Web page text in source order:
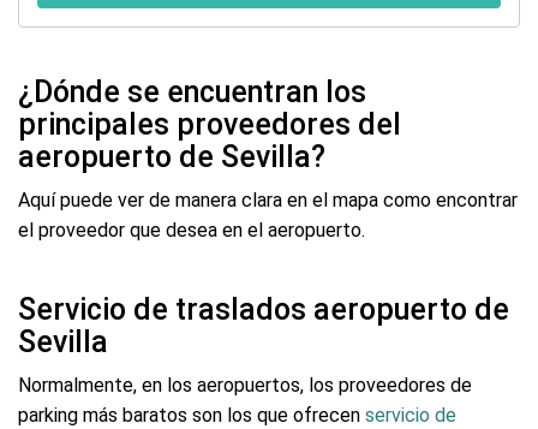
¿Dónde se encuentran los
principales proveedores del
aeropuerto de Sevilla?
Aquí puede ver de manera clara en el mapa como encontrar
el proveedor que desea en el aeropuerto.
Servicio de traslados aeropuerto de
Sevilla
Normalmente, en los aeropuertos, los proveedores de
parking más baratos son los que ofrecen servicio de